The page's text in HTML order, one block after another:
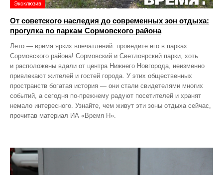
Эксклюзив
От советского наследия до современных зон отдыха:
прогулка по паркам Сормовского района
Лето — время ярких впечатлений: проведите его в парках
Сормовского района! Сормовский и Светлоярский парки, хоть
и расположены вдали от центра Нижнего Новгорода, неизменно
привлекают жителей и гостей города. У этих общественных
пространств богатая история — они стали свидетелями многих
событий, а сегодня по‑прежнему радуют посетителей и хранят
немало интересного. Узнайте, чем живут эти зоны отдыха сейчас,
прочитав материал ИА «Время Н».